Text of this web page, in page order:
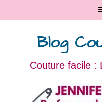
Blog
Couture facile :